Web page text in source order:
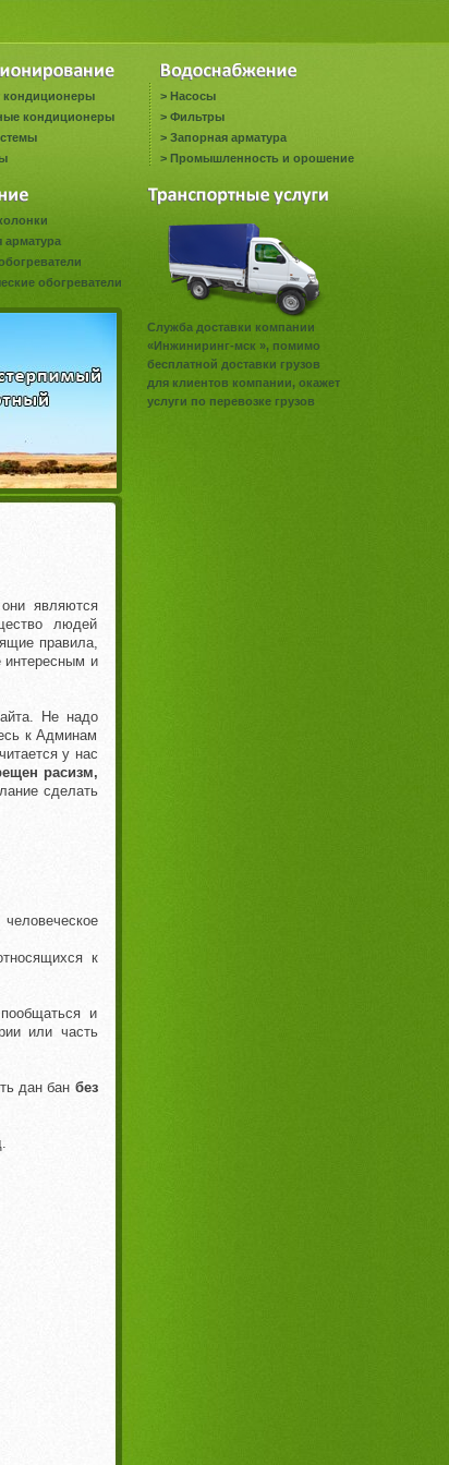
кондиционеры
> Насосы
> Фильтры
> Запорная арматура
> Промышленность и орошение
арматура
обогреватели
являются
людей
правила,
интересным и
Не надо
к Админам
у нас
расизм,
сделать
к
и
или часть
дан бан без
Служба доставки компании
«Инжиниринг-мск », помимо
бесплатной доставки грузов
для клиентов компании, окажет
услуги по перевозке грузов